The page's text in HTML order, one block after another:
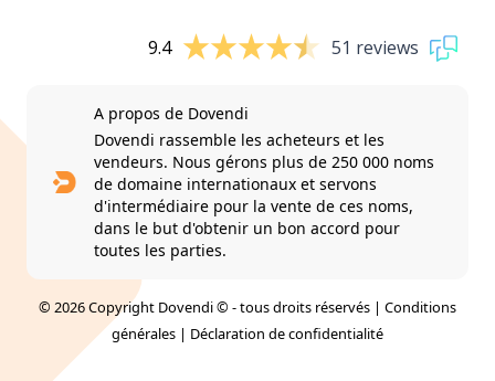
9.4 51 reviews
A propos de Dovendi
Dovendi rassemble les acheteurs et les
vendeurs. Nous gérons plus de 250 000 noms
de domaine internationaux et servons
d'intermédiaire pour la vente de ces noms,
dans le but d'obtenir un bon accord pour
toutes les parties.
© 2026 Copyright Dovendi © - tous droits réservés | Conditions
générales | Déclaration de confidentialité